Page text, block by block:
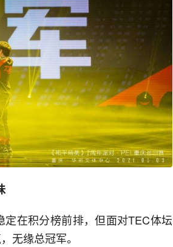
在积分榜前排，但面对TEC体坛
无缘总冠军。